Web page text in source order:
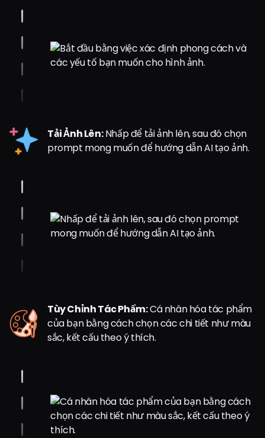
Tải Ảnh Lên:Nhấp để tải ảnh lên, sau đó chọn
prompt mong muốn để hướng dẫn AI tạo ảnh.
Tùy Chỉnh Tác Phẩm:Cá nhân hóa tác phẩm
của bạn bằng cách chọn các chi tiết như màu
sắc, kết cấu theo ý thích.